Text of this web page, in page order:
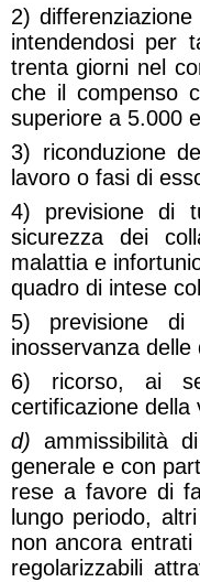
2)
intendendosi per
trenta giorni nel
che il compenso
superiore a 5.000
3) riconduzione
lavoro o fasi di
4) previsione di
sicurezza dei
malattia e
quadro di intese
5) previsione di
inosservanza delle
6) ricorso, ai
certificazione della
d) ammissibilità
generale e con
rese a favore di
lungo periodo,
non ancora
regolarizzabili